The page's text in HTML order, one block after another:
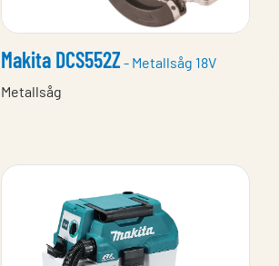
Makita DCS552Z - Metallsåg 18V
Metallsåg